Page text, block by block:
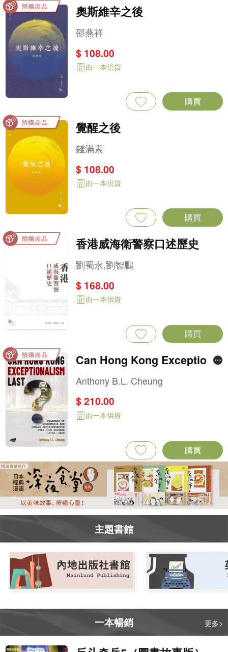
奧斯維辛之後
邵燕祥
$ 108.00
由一本供貨
購買
覺醒之後
錢滿素
$ 108.00
由一本供貨
購買
香港威海衛警察口述歷史
劉蜀永,劉智鵬
$ 168.00
由一本供貨
購買
Can Hong Kong Exceptional
ism Last?: Dilemmas of Gov
ernance and Public Adminis
tration over Five Decades, 1
970s–2020
Anthony B.L. Cheung
$ 210.00
由一本供貨
購買
主題書館
一本暢銷 更多>